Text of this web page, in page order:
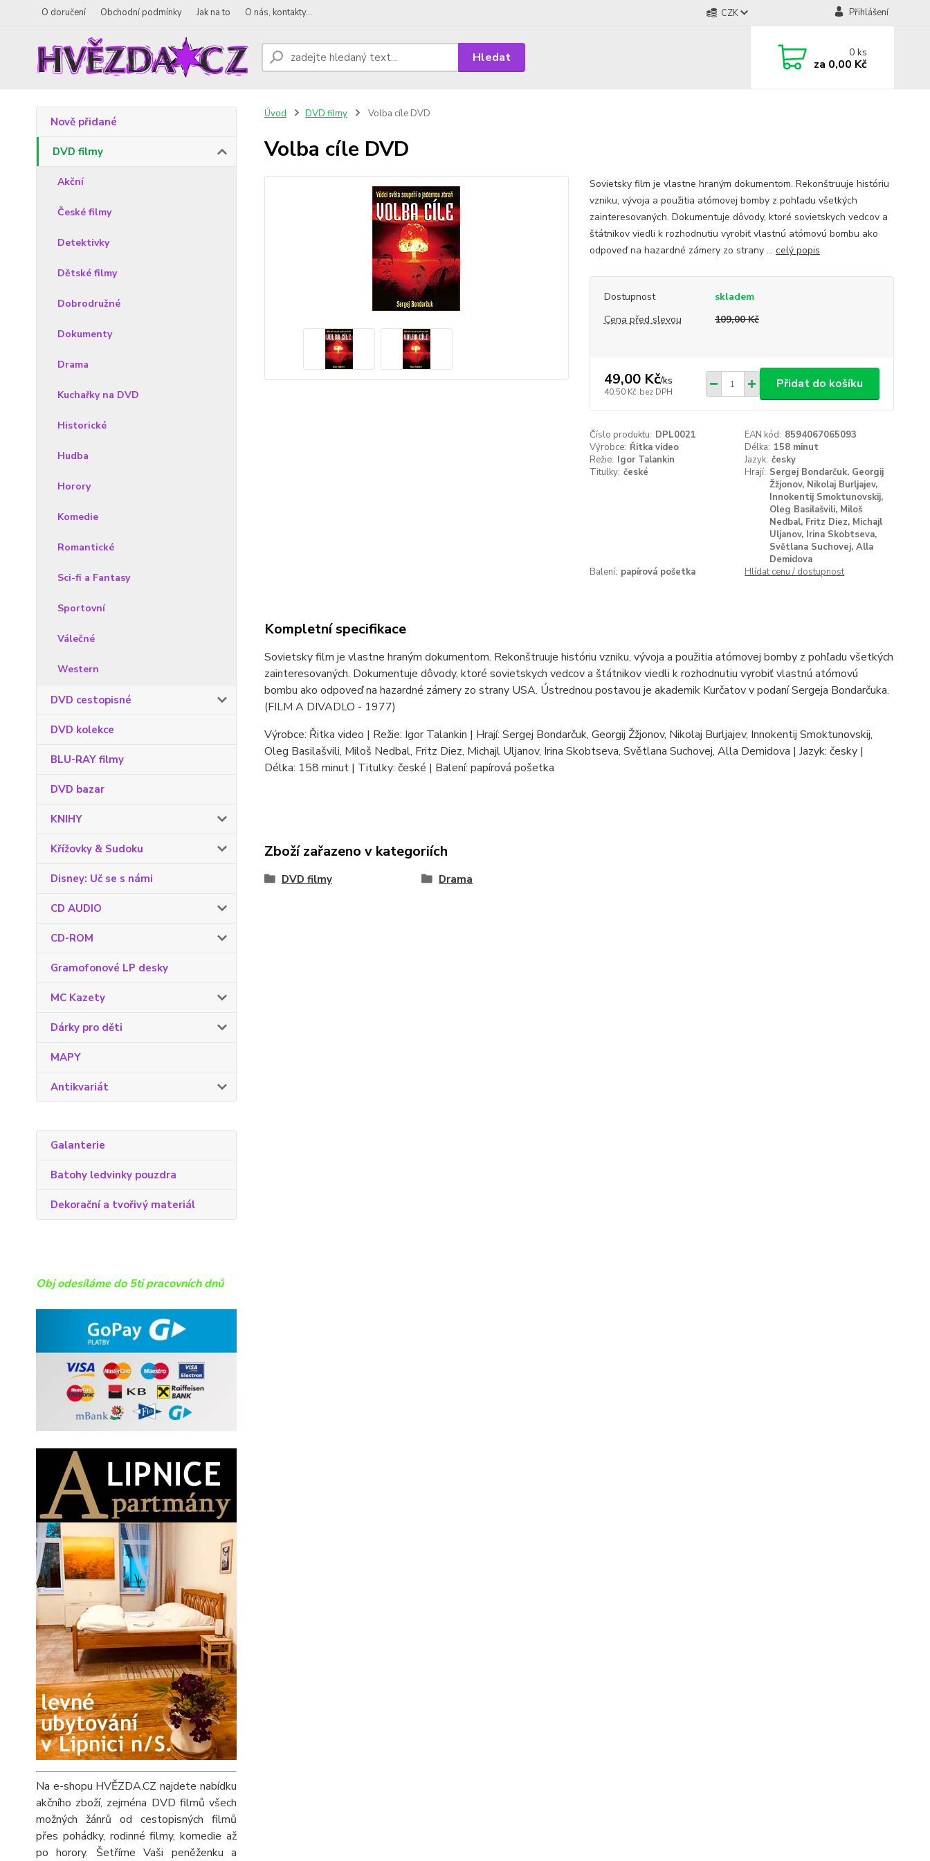
O doručení Obchodní podmínky Jak na to O nás, kontakty... CZK Přihlášení
Hledat 0ks
za 0,00 Kč
Nově přidané
DVD filmy
Akční
České filmy
Detektivky
Dětské filmy
Dobrodružné
Dokumenty
Drama
Kuchařky na DVD
Historické
Hudba
Horory
Komedie
Romantické
Sci-fi a Fantasy
Sportovní
Válečné
Western
DVD cestopisné
DVD kolekce
BLU-RAY filmy
DVD bazar
KNIHY
Křížovky & Sudoku
Disney: Uč se s námi
CD AUDIO
CD-ROM
Gramofonové LP desky
MC Kazety
Dárky pro děti
MAPY
Antikvariát
Galanterie
Batohy ledvinky pouzdra
Dekorační a tvořivý materiál
Obj odesíláme do 5ti pracovních dnů
Na e-shopu HVĚZDA.CZ najdete nabídku
akčního zboží, zejména DVD filmů všech
možných žánrů od cestopisných filmů
přes pohádky, rodinné filmy, komedie až
po horory. Šetříme Vaši peněženku a
Úvod DVD filmy Volba cíle DVD
Volba cíle DVD
Sovietsky film je vlastne hraným dokumentom. Rekonštruuje históriu
vzniku, vývoja a použitia atómovej bomby z pohľadu všetkých
zainteresovaných. Dokumentuje dôvody, ktoré sovietskych vedcov a
štátnikov viedli k rozhodnutiu vyrobiť vlastnú atómovú bombu ako
odpoveď na hazardné zámery zo strany ... celý popis
Dostupnost
skladem
Cena před slevou
109,00 Kč
49,00 Kč/ks
40,50 Kč bez DPH
Přidat do košíku
Číslo produktu: DPL0021 EAN kód: 8594067065093
Výrobce: Řitka video Délka: 158 minut
Režie: Igor Talankin Jazyk: česky
Titulky: české Hrají: Sergej Bondarčuk, Georgij
Žžjonov, Nikolaj Burljajev,
Innokentij Smoktunovskij,
Oleg Basilašvili, Miloš
Nedbal, Fritz Diez, Michajl
Uljanov, Irina Skobtseva,
Světlana Suchovej, Alla
Demidova
Balení: papírová pošetka Hlídat cenu / dostupnost
Kompletní specifikace
Sovietsky film je vlastne hraným dokumentom. Rekonštruuje históriu vzniku, vývoja a použitia atómovej bomby z pohľadu všetkých
zainteresovaných. Dokumentuje dôvody, ktoré sovietskych vedcov a štátnikov viedli k rozhodnutiu vyrobiť vlastnú atómovú
bombu ako odpoveď na hazardné zámery zo strany USA. Ústrednou postavou je akademik Kurčatov v podaní Sergeja Bondarčuka.
(FILM A DIVADLO - 1977)
Výrobce: Řitka video | Režie: Igor Talankin | Hrají: Sergej Bondarčuk, Georgij Žžjonov, Nikolaj Burljajev, Innokentij Smoktunovskij,
Oleg Basilašvili, Miloš Nedbal, Fritz Diez, Michajl Uljanov, Irina Skobtseva, Světlana Suchovej, Alla Demidova | Jazyk: česky |
Délka: 158 minut | Titulky: české | Balení: papírová pošetka
Zboží zařazeno v kategoriích
DVD filmy Drama